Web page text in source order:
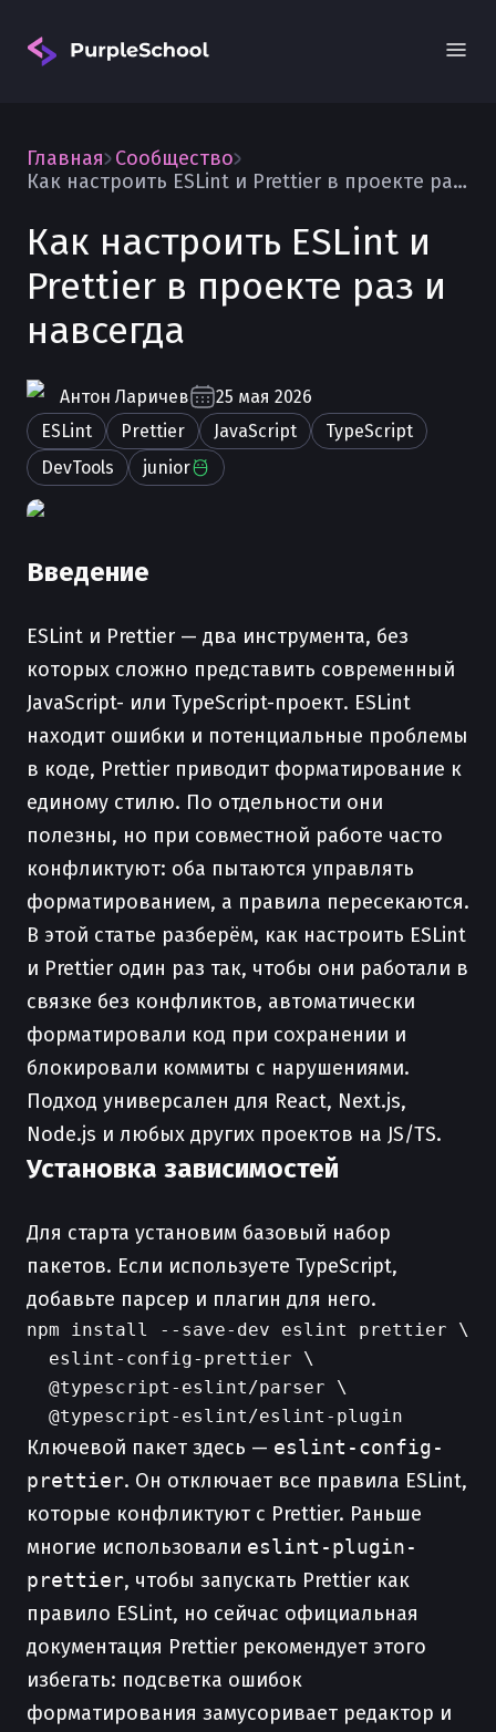
Вход
Главная Сообщество
Как настроить ESLint и Prettier в проекте раз и навсегда
Как настроить ESLint и
Prettier в проекте раз и
навсегда
Антон Ларичев
25 мая 2026
ESLint
Prettier JavaScript
TypeScript
DevTools
junior
Введение
ESLint и Prettier — два инструмента, без
которых сложно представить современный
JavaScript- или TypeScript-проект. ESLint
находит ошибки и потенциальные проблемы
в коде, Prettier приводит форматирование к
единому стилю. По отдельности они
полезны, но при совместной работе часто
конфликтуют: оба пытаются управлять
форматированием, а правила пересекаются.
В этой статье разберём, как настроить ESLint
и Prettier один раз так, чтобы они работали в
связке без конфликтов, автоматически
форматировали код при сохранении и
блокировали коммиты с нарушениями.
Подход универсален для React, Next.js,
Node.js и любых других проектов на JS/TS.
Установка зависимостей
Для старта установим базовый набор
пакетов. Если используете TypeScript,
добавьте парсер и плагин для него.
npm install --save-dev eslint prettier \
  eslint-config-prettier \
  @typescript-eslint/parser \
Ключевой пакет здесь — eslint-config-
prettier. Он отключает все правила ESLint,
которые конфликтуют с Prettier. Раньше
многие использовали eslint-plugin-
prettier, чтобы запускать Prettier как
правило ESLint, но сейчас официальная
документация Prettier рекомендует этого
избегать: подсветка ошибок
форматирования замусоривает редактор и